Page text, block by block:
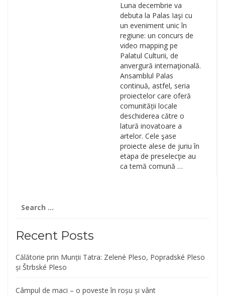
Luna decembrie va
debuta la Palas Iaşi cu
un eveniment unic în
regiune: un concurs de
video mapping pe
Palatul Culturii, de
anvergură internaţională.
Ansamblul Palas
continuă, astfel, seria
proiectelor care oferă
comunității locale
deschiderea către o
latură inovatoare a
artelor. Cele şase
proiecte alese de juriu în
etapa de preselecţie au
ca temă comună …
for:
Recent Posts
Călătorie prin Munții Tatra: Zelené Pleso, Popradské Pleso
și Štrbské Pleso
Câmpul de maci – o poveste în roșu și vânt